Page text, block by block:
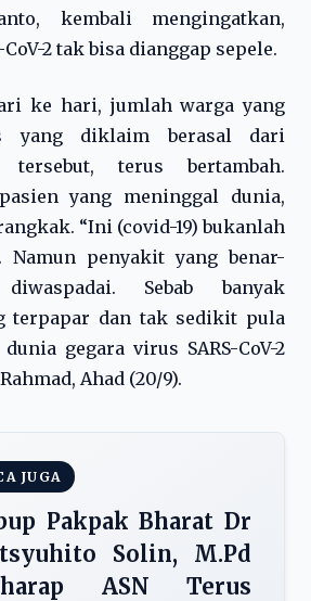
kembali mengingatkan,
2 tak bisa dianggap sepele.
ke hari, jumlah warga yang
yang diklaim berasal dari
tersebut, terus bertambah.
yang meninggal dunia,
“Ini (covid-19) bukanlah
Namun penyakit yang benar-
Sebab banyak
terpapar dan tak sedikit pula
gegara virus SARS-CoV-2
Ahad (20/9).
JUGA
Pakpak Bharat Dr
Solin, M.Pd
ASN Terus